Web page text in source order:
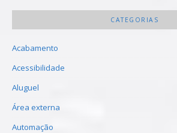
CATEGORIAS
Acabamento
Acessibilidade
Aluguel
Área externa
Automação